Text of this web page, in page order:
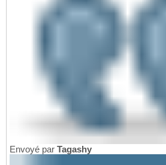
Envoyé par Tagashy